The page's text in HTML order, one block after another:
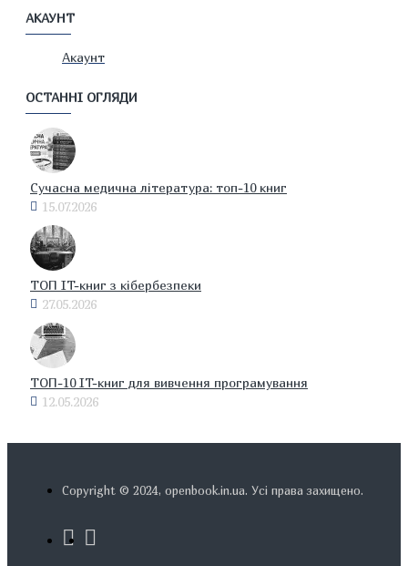
АКАУНТ
Акаунт
ОСТАННІ ОГЛЯДИ
Сучасна медична література: топ-10 книг
15.07.2026
ТОП IT-книг з кібербезпеки
27.05.2026
ТОП-10 IT-книг для вивчення програмування
12.05.2026
Copyright © 2024, openbook.in.ua. Усі права захищено.